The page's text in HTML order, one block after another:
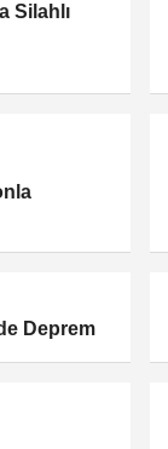
Silahlı
Deprem